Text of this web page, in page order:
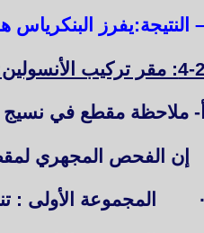
– النتيجة:يفرز
4-2: مقر تركيب الأنسولين:
أ- ملاحظة مقطع في نسيج
إن الفحص المجهري
· المجموعة الأولى :